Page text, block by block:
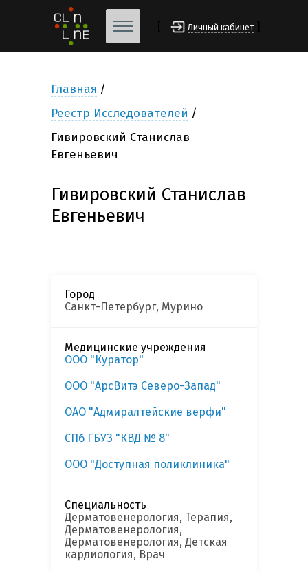
Личный кабинет
Главная
Реестр Исследователей
Гивировский Станислав
Евгеньевич
Гивировский Станислав
Евгеньевич
Город
Санкт-Петербург, Мурино
Медицинские учреждения
ООО "Куратор"
ООО "АрсВитэ Северо-Запад"
ОАО "Адмиралтейские верфи"
СПб ГБУЗ "КВД № 8"
ООО "Доступная поликлиника"
Специальность
Дерматовенерология, Терапия,
Дерматовенерология,
Дерматовенерология, Детская
кардиология, Врач